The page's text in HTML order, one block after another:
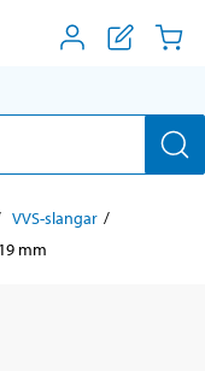
VVS-slangar
mm